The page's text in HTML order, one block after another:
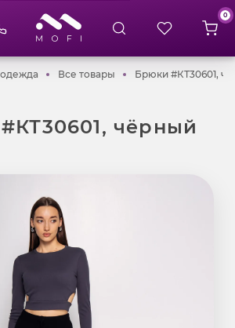
0
Женская одежда
Все товары Все товары
Брюки #КТ30601,
чёрный